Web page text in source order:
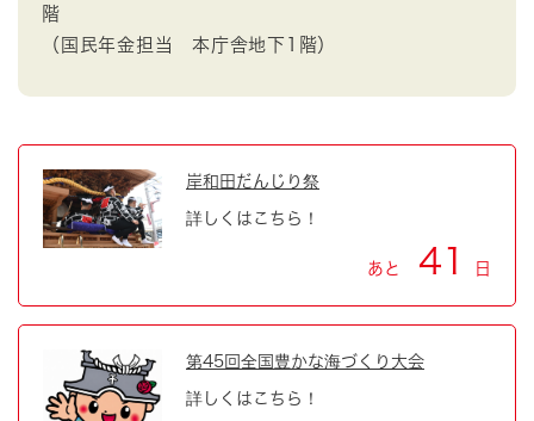
階
（国民年金担当 本庁舎地下1階）
岸和田だんじり祭
詳しくはこちら！
あと 41 日
第45回全国豊かな海づくり大会
詳しくはこちら！